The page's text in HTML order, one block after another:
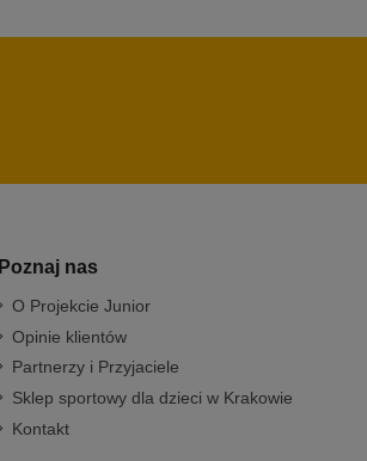
Poznaj nas
O Projekcie Junior
Opinie klientów
Partnerzy i Przyjaciele
Sklep sportowy dla dzieci w Krakowie
Kontakt